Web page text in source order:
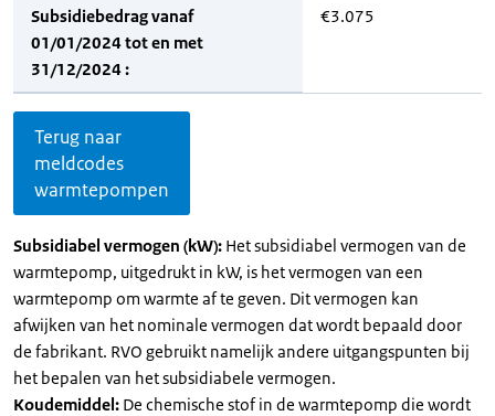
Subsidiebedrag vanaf
01/01/2024 tot en met
31/12/2024 :
€3.075
Terug naar
meldcodes
warmtepompen
Subsidiabel vermogen (kW): Het subsidiabel vermogen van de
warmtepomp, uitgedrukt in kW, is het vermogen van een
warmtepomp om warmte af te geven. Dit vermogen kan
afwijken van het nominale vermogen dat wordt bepaald door
de fabrikant. RVO gebruikt namelijk andere uitgangspunten bij
het bepalen van het subsidiabele vermogen.
Koudemiddel: De chemische stof in de warmtepomp die wordt